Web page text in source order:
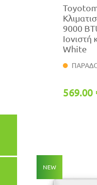
9000
White
569.00
NEW